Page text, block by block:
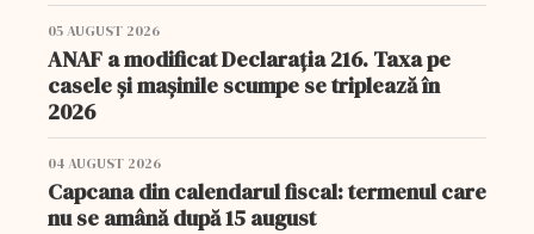
05 AUGUST 2026
ANAF a modificat Declarația 216. Taxa pe
casele și mașinile scumpe se triplează în
2026
04 AUGUST 2026
Capcana din calendarul fiscal: termenul care
nu se amână după 15 august